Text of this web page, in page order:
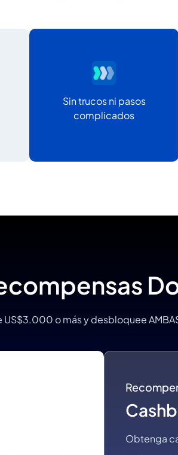
Sin trucos ni pasos
complicados
US$3.000 o más y desbloquee
Obtenga